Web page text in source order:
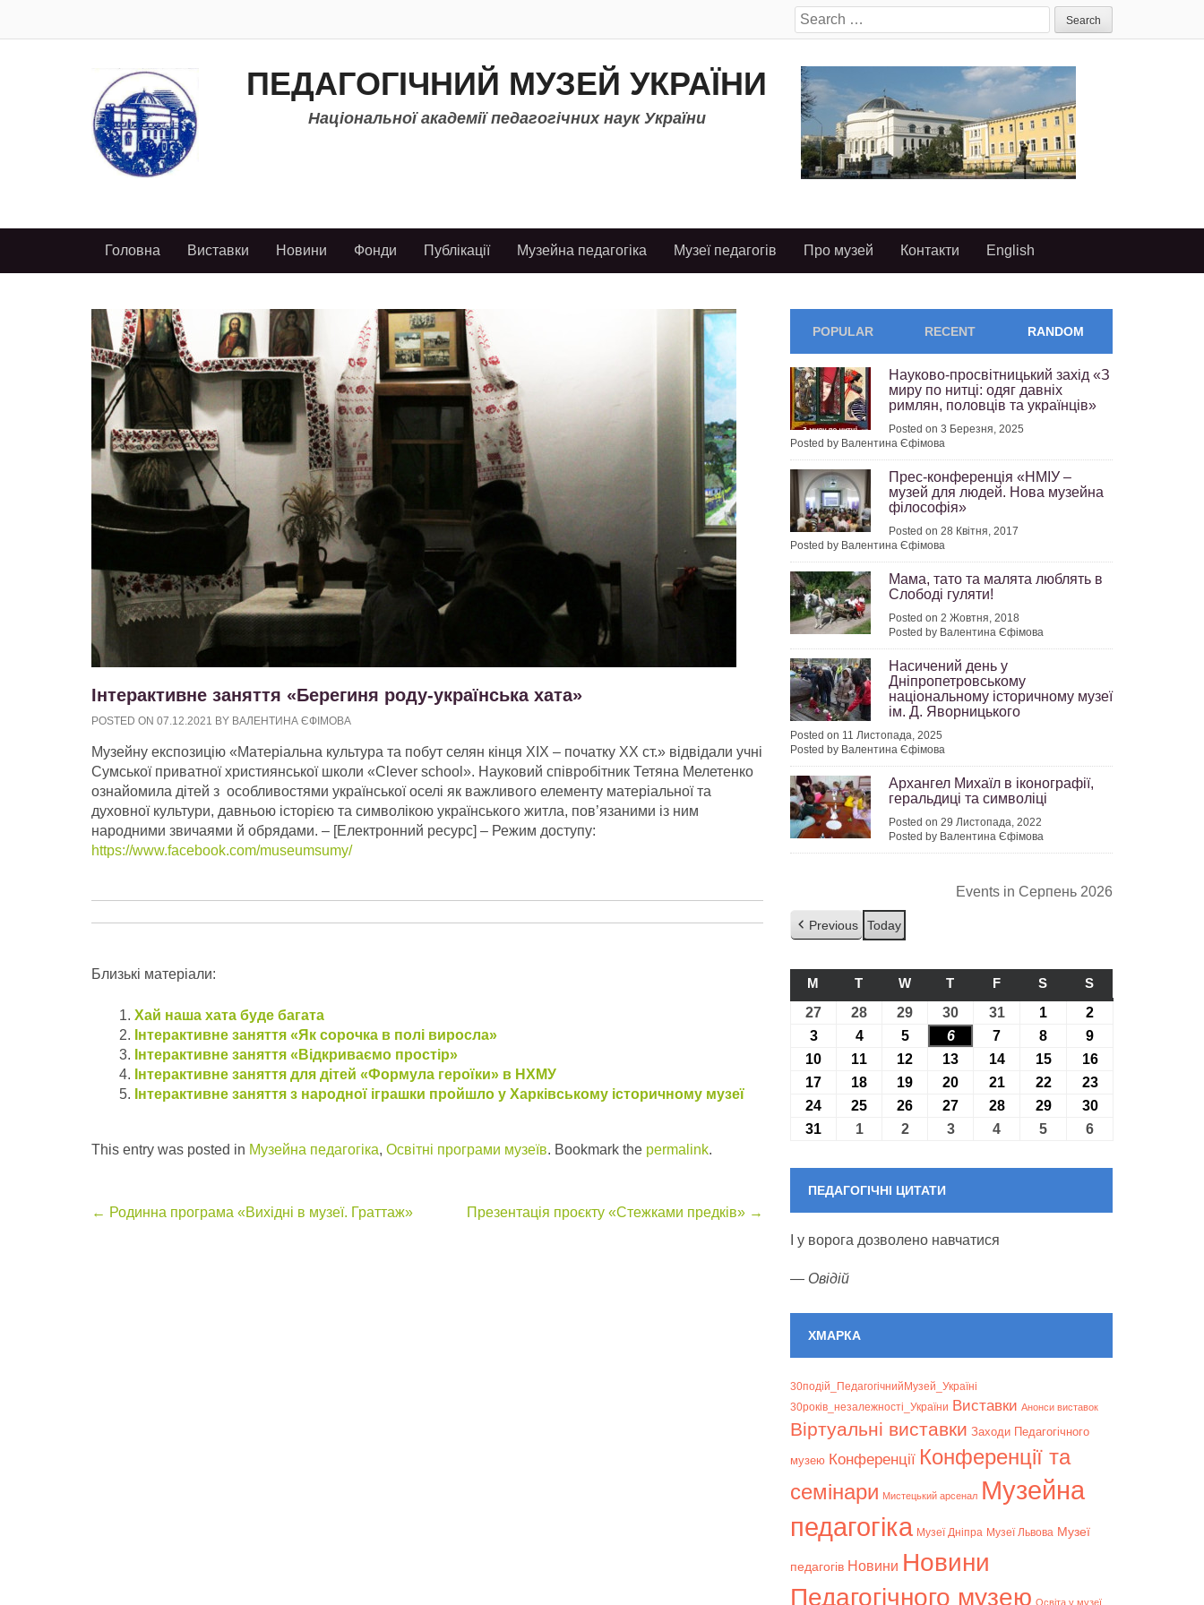
Search
for:
ПЕДАГОГІЧНИЙ МУЗЕЙ УКРАЇНИ
Національної академії педагогічних наук України
Головна Виставки Новини Фонди Публікації Музейна педагогіка Музеї педагогів Про музей Контакти English
Інтерактивне заняття «Берегиня роду-українська хата»
POSTED ON 07.12.2021 BY ВАЛЕНТИНА ЄФІМОВА
Музейну експозицію «Матеріальна культура та побут селян кінця ХІХ – початку ХХ ст.» відвідали учні
Сумської приватної християнської школи «Clever school». Науковий співробітник Тетяна Мелетенко
ознайомила дітей з особливостями української оселі як важливого елементу матеріальної та
духовної культури, давньою історією та символікою українського житла, пов’язаними із ним
народними звичаями й обрядами. – [Електронний ресурс] – Режим доступу:
https://www.facebook.com/museumsumy/
Близькі матеріали:
Хай наша хата буде багата
Інтерактивне заняття «Як сорочка в полі виросла»
Інтерактивне заняття «Відкриваємо простір»
Інтерактивне заняття для дітей «Формула героїки» в НХМУ
Інтерактивне заняття з народної іграшки пройшло у Харківському історичному музеї
This entry was posted in Музейна педагогіка, Освітні програми музеїв. Bookmark the permalink.
Post
← Родинна програма «Вихідні в музеї. Граттаж» Презентація проєкту «Стежками предків» →
POPULAR RECENT RANDOM
Науково-просвітницький захід «З
миру по нитці: одяг давніх
римлян, половців та українців»
Posted on 3 Березня, 2025
Posted by Валентина Єфімова
Прес-конференція «НМІУ –
музей для людей. Нова музейна
філософія»
Posted on 28 Квітня, 2017
Posted by Валентина Єфімова
Мама, тато та малята люблять в
Слободі гуляти!
Posted on 2 Жовтня, 2018
Posted by Валентина Єфімова
Насичений день у
Дніпропетровському
національному історичному музеї
ім. Д. Яворницького
Posted on 11 Листопада, 2025
Posted by Валентина Єфімова
Архангел Михаїл в іконографії,
геральдиці та символіці
Posted on 29 Листопада, 2022
Posted by Валентина Єфімова
Events in Серпень 2026
Previous Today
M ПОНЕДІЛОК
T ВІВТОРОК
WСЕРЕДА
T ЧЕТВЕР
FП’ЯТНИЦЯ
S СУБОТА
S
27 27.07.2026
28 28.07.2026
29 29.07.2026
30 30.07.2026
3131.07.2026
1 01.08.2026
2
303.08.2026
404.08.2026
505.08.2026
606.08.2026
7 07.08.2026
8 08.08.2026
9
10 10.08.2026
11 11.08.2026
12 12.08.2026
13 13.08.2026
1414.08.2026
1515.08.2026
1616.08.2026
17 17.08.2026
18 18.08.2026
19 19.08.2026
20 20.08.2026
2121.08.2026
2222.08.2026
2323.08.2026
24 24.08.2026
25 25.08.2026
26 26.08.2026
27 27.08.2026
2828.08.2026
2929.08.2026
3030.08.2026
31 31.08.2026
101.09.2026
202.09.2026
303.09.2026
4 04.09.2026
5 05.09.2026
6
ПЕДАГОГІЧНІ ЦИТАТИ
І у ворога дозволено навчатися
— Овідій
ХМАРКА
30подій_ПедагогічнийМузей_Україні
30років_незалежності_України Bиставки Анонси виставок
Віртуальні виставки Заходи Педагогічного
музею Конференції Конференції та
семінари Мистецький арсенал Музейна
педагогіка Музеї Дніпра Музеї Львова Музеї
педагогів Новини Новини
Педагогічного музею Освіта у музеї